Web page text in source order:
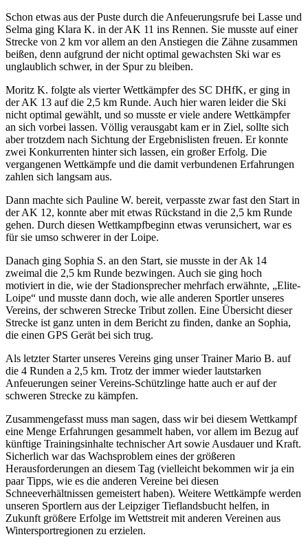
Schon etwas aus der Puste durch die Anfeuerungsrufe bei Lasse und
Selma ging Klara K. in der AK 11 ins Rennen. Sie musste auf einer
Strecke von 2 km vor allem an den Anstiegen die Zähne zusammen
beißen, denn aufgrund der nicht optimal gewachsten Ski war es
unglaublich schwer, in der Spur zu bleiben.
Moritz K. folgte als vierter Wettkämpfer des SC DHfK, er ging in
der AK 13 auf die 2,5 km Runde. Auch hier waren leider die Ski
nicht optimal gewählt, und so musste er viele andere Wettkämpfer
an sich vorbei lassen. Völlig verausgabt kam er in Ziel, sollte sich
aber trotzdem nach Sichtung der Ergebnislisten freuen. Er konnte
zwei Konkurrenten hinter sich lassen, ein großer Erfolg. Die
vergangenen Wettkämpfe und die damit verbundenen Erfahrungen
zahlen sich langsam aus.
Dann machte sich Pauline W. bereit, verpasste zwar fast den Start in
der AK 12, konnte aber mit etwas Rückstand in die 2,5 km Runde
gehen. Durch diesen Wettkampfbeginn etwas verunsichert, war es
für sie umso schwerer in der Loipe.
Danach ging Sophia S. an den Start, sie musste in der Ak 14
zweimal die 2,5 km Runde bezwingen. Auch sie ging hoch
motiviert in die, wie der Stadionsprecher mehrfach erwähnte, „Elite-
Loipe“ und musste dann doch, wie alle anderen Sportler unseres
Vereins, der schweren Strecke Tribut zollen. Eine Übersicht dieser
Strecke ist ganz unten in dem Bericht zu finden, danke an Sophia,
die einen GPS Gerät bei sich trug.
Als letzter Starter unseres Vereins ging unser Trainer Mario B. auf
die 4 Runden a 2,5 km. Trotz der immer wieder lautstarken
Anfeuerungen seiner Vereins-Schützlinge hatte auch er auf der
schweren Strecke zu kämpfen.
Zusammengefasst muss man sagen, dass wir bei diesem Wettkampf
eine Menge Erfahrungen gesammelt haben, vor allem im Bezug auf
künftige Trainingsinhalte technischer Art sowie Ausdauer und Kraft.
Sicherlich war das Wachsproblem eines der größeren
Herausforderungen an diesem Tag (vielleicht bekommen wir ja ein
paar Tipps, wie es die anderen Vereine bei diesen
Schneeverhältnissen gemeistert haben). Weitere Wettkämpfe werden
unseren Sportlern aus der Leipziger Tieflandsbucht helfen, in
Zukunft größere Erfolge im Wettstreit mit anderen Vereinen aus
Wintersportregionen zu erzielen.